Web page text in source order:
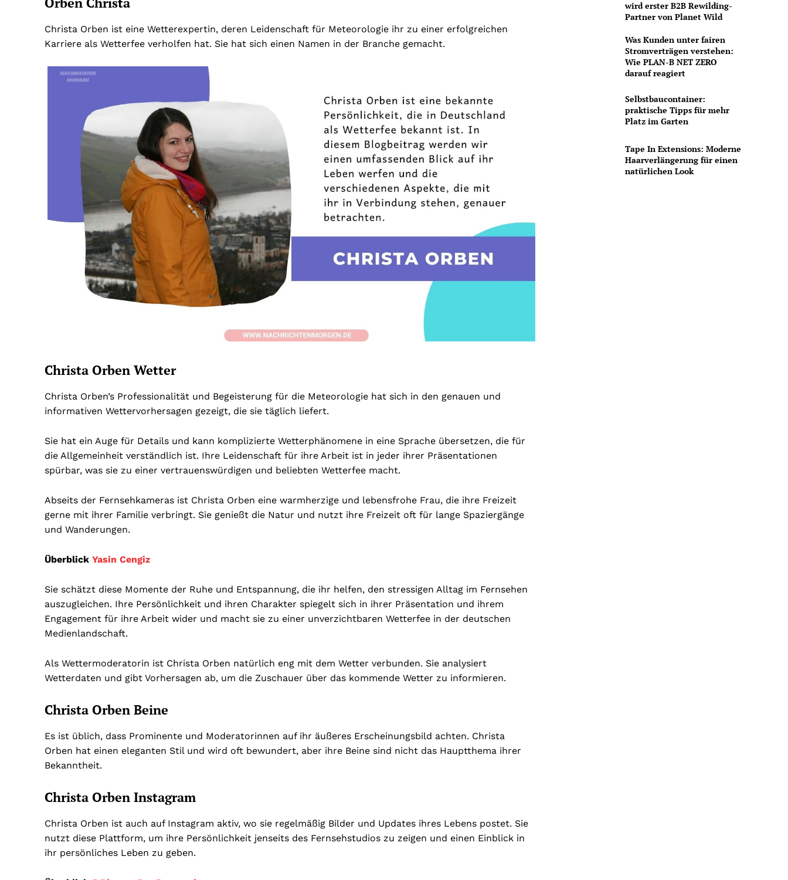
Christa Orben ist eine Wetterexpertin, deren Leidenschaft für Meteorologie ihr zu einer erfolgreichen
Karriere als Wetterfee verholfen hat. Sie hat sich einen Namen in der Branche gemacht.
Christa Orben Wetter
Christa Orben’s Professionalität und Begeisterung für die Meteorologie hat sich in den genauen und
informativen Wettervorhersagen gezeigt, die sie täglich liefert.
Sie hat ein Auge für Details und kann komplizierte Wetterphänomene in eine Sprache übersetzen, die für
die Allgemeinheit verständlich ist. Ihre Leidenschaft für ihre Arbeit ist in jeder ihrer Präsentationen
spürbar, was sie zu einer vertrauenswürdigen und beliebten Wetterfee macht.
Abseits der Fernsehkameras ist Christa Orben eine warmherzige und lebensfrohe Frau, die ihre Freizeit
gerne mit ihrer Familie verbringt. Sie genießt die Natur und nutzt ihre Freizeit oft für lange Spaziergänge
und Wanderungen.
Überblick Yasin Cengiz
Sie schätzt diese Momente der Ruhe und Entspannung, die ihr helfen, den stressigen Alltag im Fernsehen
auszugleichen. Ihre Persönlichkeit und ihren Charakter spiegelt sich in ihrer Präsentation und ihrem
Engagement für ihre Arbeit wider und macht sie zu einer unverzichtbaren Wetterfee in der deutschen
Medienlandschaft.
Als Wettermoderatorin ist Christa Orben natürlich eng mit dem Wetter verbunden. Sie analysiert
Wetterdaten und gibt Vorhersagen ab, um die Zuschauer über das kommende Wetter zu informieren.
Christa Orben Beine
Es ist üblich, dass Prominente und Moderatorinnen auf ihr äußeres Erscheinungsbild achten. Christa
Orben hat einen eleganten Stil und wird oft bewundert, aber ihre Beine sind nicht das Hauptthema ihrer
Bekanntheit.
Christa Orben Instagram
Christa Orben ist auch auf Instagram aktiv, wo sie regelmäßig Bilder und Updates ihres Lebens postet. Sie
nutzt diese Plattform, um ihre Persönlichkeit jenseits des Fernsehstudios zu zeigen und einen Einblick in
ihr persönliches Leben zu geben.
wird erster B2B Rewilding-
Partner von Planet Wild
Was Kunden unter fairen
Stromverträgen verstehen:
Wie PLAN-B NET ZERO
darauf reagiert
Selbstbaucontainer:
praktische Tipps für mehr
Platz im Garten
Tape In Extensions: Moderne
Haarverlängerung für einen
natürlichen Look